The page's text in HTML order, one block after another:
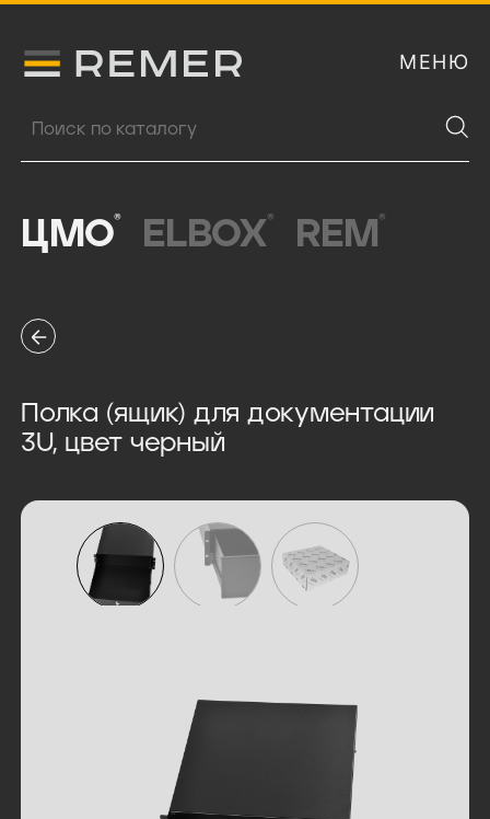
Логитип компании Remer МЕНЮ
Поиск продукции
ЦМО® ELBOX® REM ®
Полка (ящик) для документации
3U, цвет черный